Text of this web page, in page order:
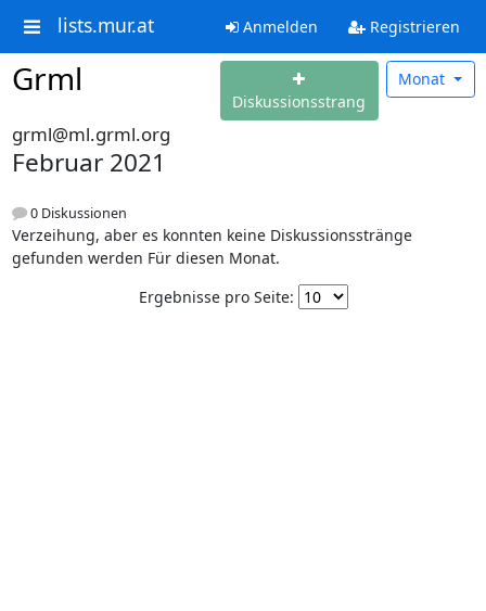
lists.mur.at Anmelden Registrieren
Grml
Diskussionsstrang
Monat
grml@ml.grml.org
Februar 2021
0 Diskussionen
Verzeihung, aber es konnten keine Diskussionsstränge
gefunden werden Für diesen Monat.
Ergebnisse pro Seite: